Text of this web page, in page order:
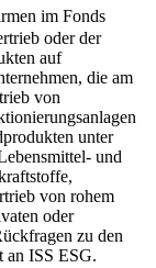
im Fonds
oder der
auf
die am
von
unter
und
von rohem
oder
zu den
an ISS ESG.